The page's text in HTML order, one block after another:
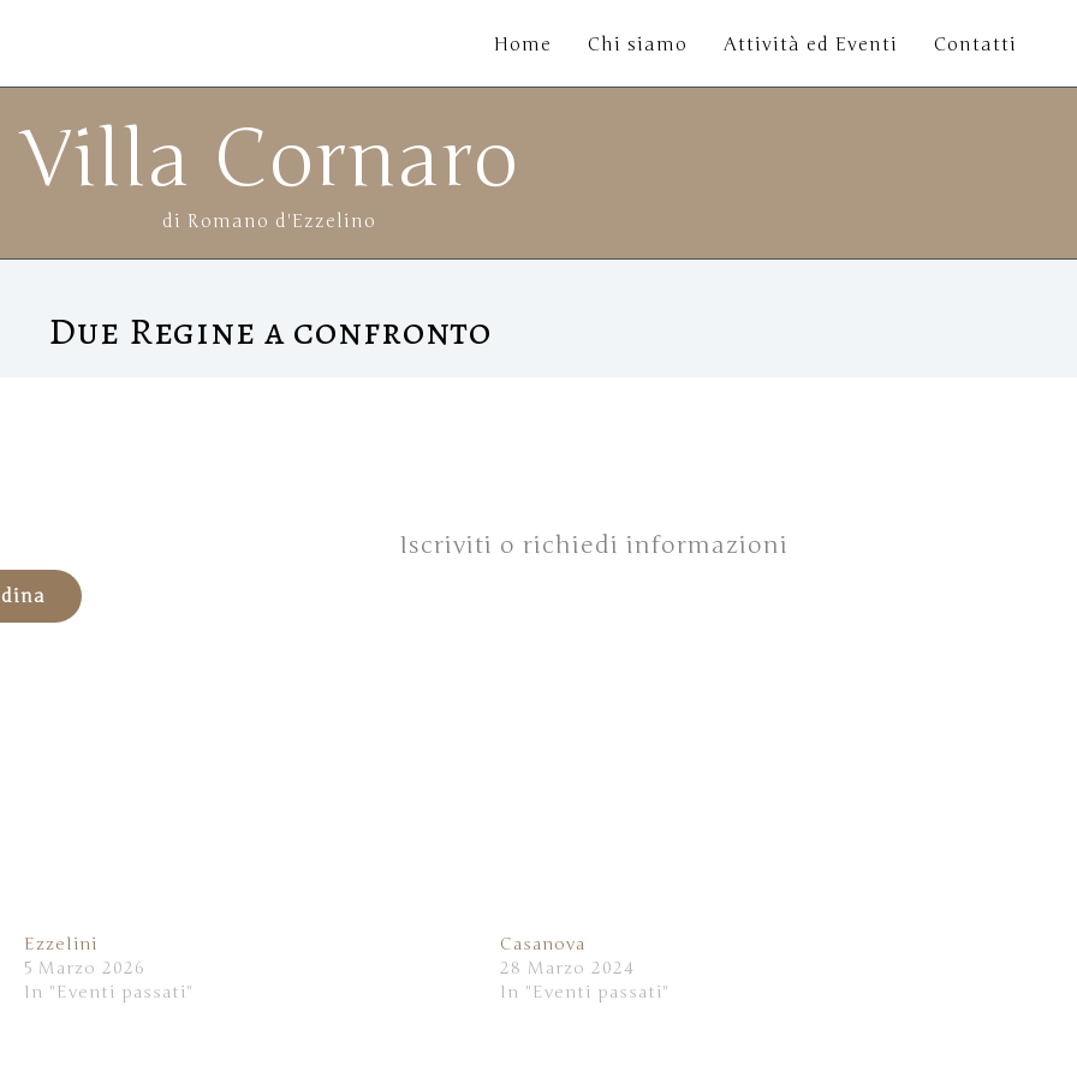
Home Chi siamo Attività ed Eventi Contatti
Villa Cornaro
di Romano d'Ezzelino
Due Regine a confronto
Iscriviti o richiedi informazioni
Ezzelini
5 Marzo 2026
In "Eventi passati"
Casanova
28 Marzo 2024
In "Eventi passati"